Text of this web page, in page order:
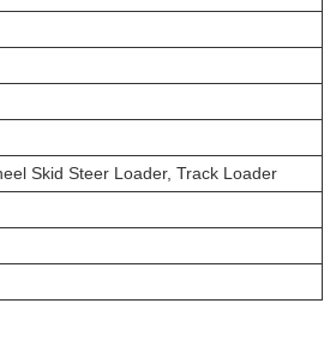
Skid Steer Loader, Track Loader